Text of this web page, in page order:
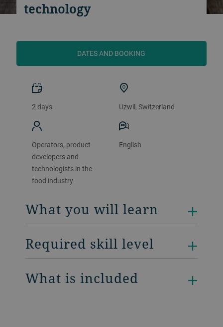
technology
DATES AND BOOKING
2 days Uzwil, Switzerland
Operators, product
developers and
technologists in the
food industry
English
What you will learn
Required skill level
What is included